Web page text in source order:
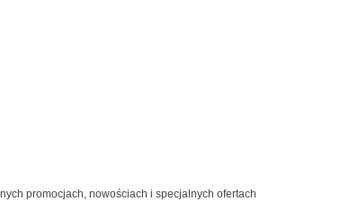
promocjach, nowościach i specjalnych ofertach